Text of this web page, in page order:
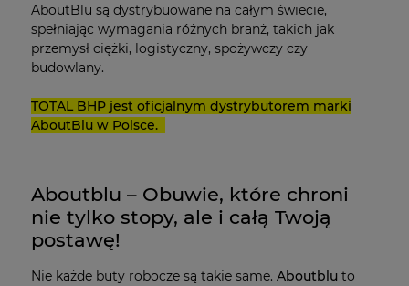
AboutBlu są dystrybuowane na całym świecie,
spełniając wymagania różnych branż, takich jak
przemysł ciężki, logistyczny, spożywczy czy
budowlany.
TOTAL BHP jest oficjalnym dystrybutorem marki
AboutBlu w Polsce.
Aboutblu – Obuwie, które chroni
nie tylko stopy, ale i całą Twoją
postawę!
Nie każde buty robocze są takie same. Aboutblu to